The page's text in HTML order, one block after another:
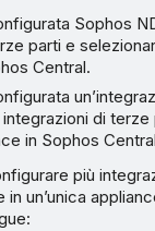
Sophos
parti e
Central.
di
in Sophos
più
un’unica